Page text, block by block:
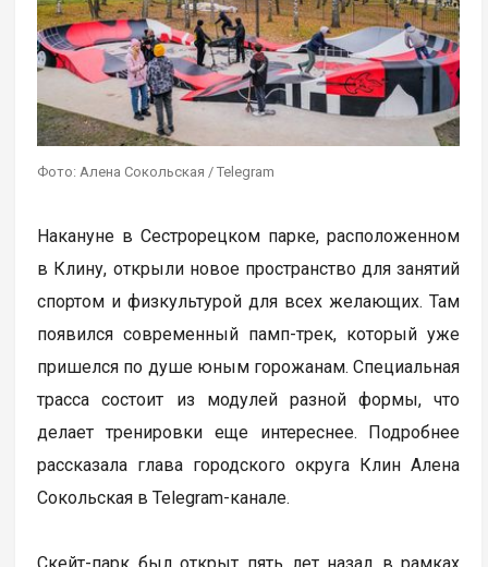
Фото: Алена Сокольская / Telegram
Накануне в Сестрорецком парке, расположенном
в Клину, открыли новое пространство для занятий
спортом и физкультурой для всех желающих. Там
появился современный памп-трек, который уже
пришелся по душе юным горожанам. Специальная
трасса состоит из модулей разной формы, что
делает тренировки еще интереснее. Подробнее
рассказала глава городского округа Клин Алена
Сокольская в Telegram-канале.
Скейт-парк был открыт пять лет назад в рамках